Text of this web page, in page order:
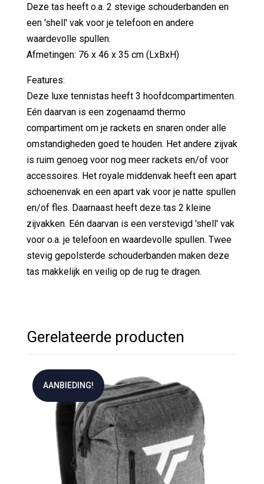
Deze tas heeft o.a. 2 stevige schouderbanden en
een 'shell' vak voor je telefoon en andere
waardevolle spullen.
Afmetingen: 76 x 46 x 35 cm (LxBxH)
Features:
Deze luxe tennistas heeft 3 hoofdcompartimenten.
Eén daarvan is een zogenaamd thermo
compartiment om je rackets en snaren onder alle
omstandigheden goed te houden. Het andere zijvak
is ruim genoeg voor nog meer rackets en/of voor
accessoires. Het royale middenvak heeft een apart
schoenenvak en een apart vak voor je natte spullen
en/of fles. Daarnaast heeft deze tas 2 kleine
zijvakken. Eén daarvan is een verstevigd 'shell' vak
voor o.a. je telefoon en waardevolle spullen. Twee
stevig gepolsterde schouderbanden maken deze
tas makkelijk en veilig op de rug te dragen.
Gerelateerde producten
AANBIEDING!